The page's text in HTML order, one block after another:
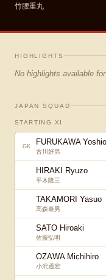
竹腰重丸
HIGHLIGHTS
No highlights available
JAPAN SQUAD
STARTING XI
GK FURUKAWA Yoshio
古川好男
HIRAKI Ryuzo
平木隆三
TAKAMORI Yasuo
高森泰男
SATO Hiroaki
佐藤弘明
OZAWA Michihiro
小沢通宏